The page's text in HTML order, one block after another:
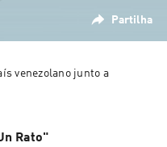
Partilha
venezolano junto a
Rato"